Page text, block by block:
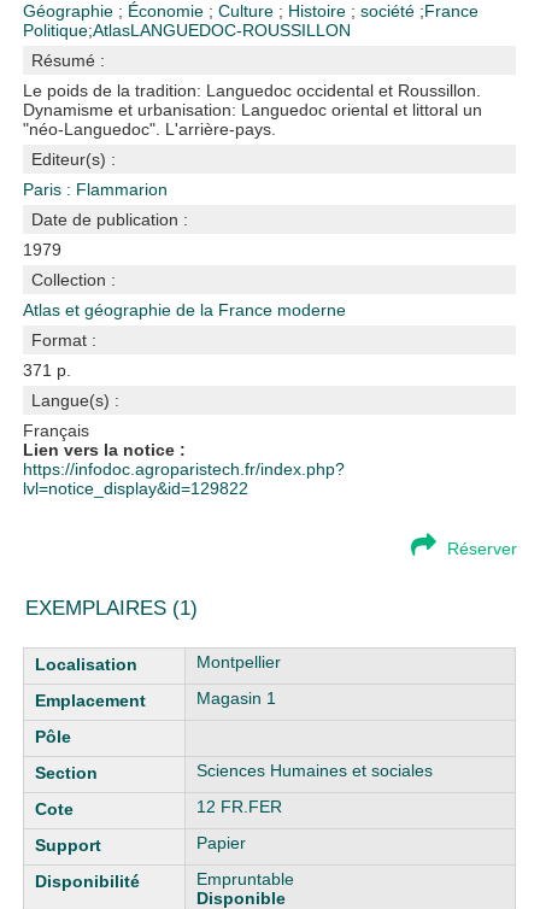
Géographie ; Économie ;Culture ; Histoire ;société ;France
Politique;AtlasLANGUEDOC-ROUSSILLON
Résumé :
Le poids de la tradition: Languedoc occidental et Roussillon.
Dynamisme et urbanisation: Languedoc oriental et littoral un
"néo-Languedoc". L'arrière-pays.
Editeur(s) :
Paris : Flammarion
Date de publication :
1979
Collection :
Atlas et géographie de la France moderne
Format :
371 p.
Langue(s) :
Français
Lien vers la notice :
https://infodoc.agroparistech.fr/index.php?
lvl=notice_display&id=129822
Réserver
EXEMPLAIRES (1)
Liste des exemplaires
Montpellier
Magasin 1
Sciences Humaines et sociales
12 FR.FER
Papier
Empruntable
Disponible